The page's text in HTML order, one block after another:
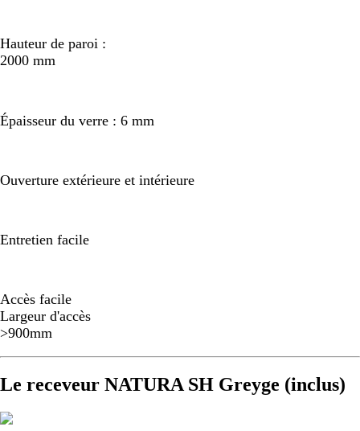
Hauteur de paroi :
2000 mm
Épaisseur du verre : 6 mm
Ouverture extérieure et intérieure
Entretien facile
Accès facile
Largeur d'accès
>900mm
Le receveur NATURA SH Greyge (inclus)